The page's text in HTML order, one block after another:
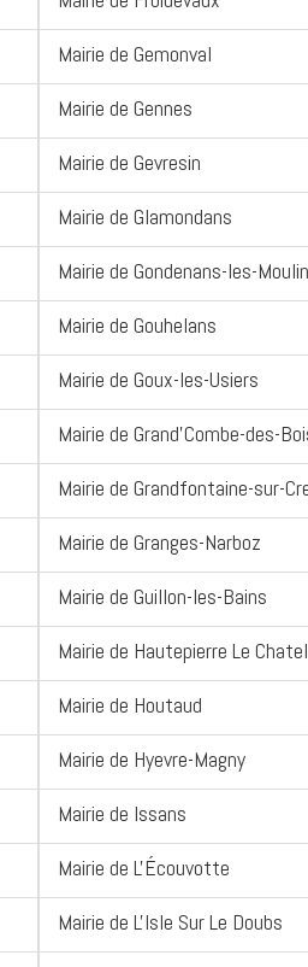
Mairie de Gemonval
Mairie de Gennes
Mairie de Gevresin
Mairie de Glamondans
Mairie de Gondenans-les-
Mairie de Gouhelans
Mairie de Goux-les-Usiers
Mairie de Grand'Combe-des-
Mairie de Grandfontaine-sur-
Mairie de Granges-Narboz
Mairie de Guillon-les-Bains
Mairie de Hautepierre Le
Mairie de Houtaud
Mairie de Hyevre-Magny
Mairie de Issans
Mairie de L'Écouvotte
Mairie de L'Isle Sur Le Doubs